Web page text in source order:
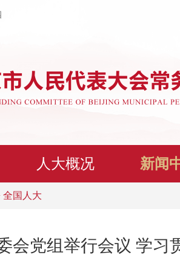
人大概况 新闻
全国人大
会党组举行会议 学习